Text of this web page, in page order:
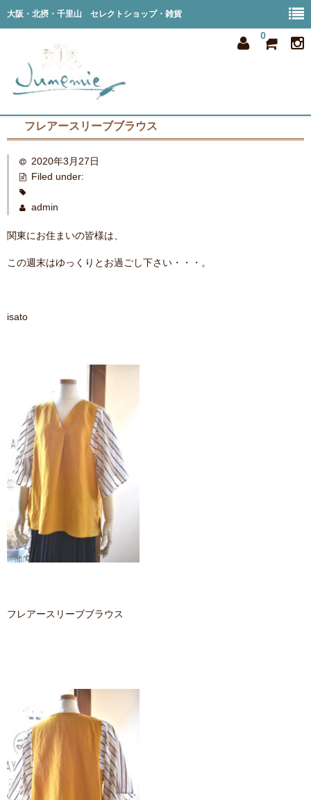
大阪・北摂・千里山 セレクトショップ・雑貨
0
all item
member
フレアースリーブブラウス
2020年3月27日
Filed under:
admin
関東にお住まいの皆様は、
この週末はゆっくりとお過ごし下さい・・・。
isato
フレアースリーブブラウス